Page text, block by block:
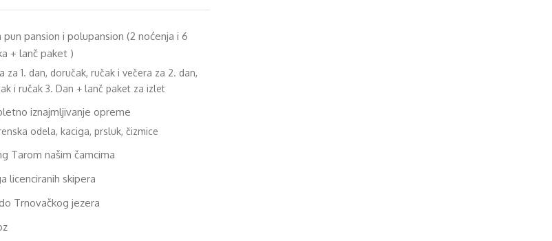
pun pansion i polupansion (2 noćenja i 6
+ lanč paket )
za 1. dan, doručak, ručak i večera za 2. dan,
i ručak 3. Dan + lanč paket za izlet
iznajmljivanje opreme
odela, kaciga, prsluk, čizmice
Tarom našim čamcima
licenciranih skipera
Trnovačkog jezera